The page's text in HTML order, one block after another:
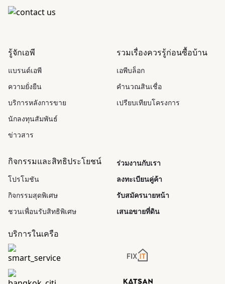
รู้จักเอพี
แบรนด์เอพี
ความยั่งยืน
บริการหลังการขาย
นักลงทุนสัมพันธ์
ข่าวสาร
รวมเรื่องควรรู้ก่อนซื้อบ้าน
เอพีบล็อก
คำนวณสินเชื่อ
เปรียบเทียบโครงการ
กิจกรรมและสิทธิประโยชน์
โปรโมชัน
กิจกรรมสุดพิเศษ
ชวนเพื่อนรับสิทธิพิเศษ
ร่วมงานกับเรา
ลงทะเบียนคู่ค้า
รับสมัครนายหน้า
เสนอขายที่ดิน
บริการในเครือ